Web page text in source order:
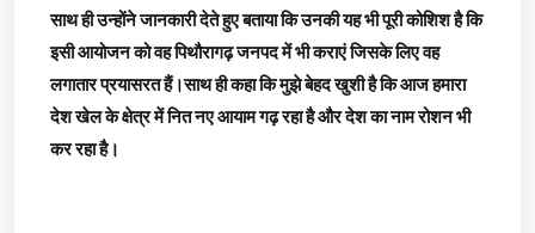
साथ ही उन्होंने जानकारी देते हुए बताया कि उनकी यह भी पूरी कोशिश है कि
इसी आयोजन को वह पिथौरागढ़ जनपद में भी कराएं जिसके लिए वह
लगातार प्रयासरत हैं।साथ ही कहा कि मुझे बेहद खुशी है कि आज हमारा
देश खेल के क्षेत्र में नित नए आयाम गढ़ रहा है और देश का नाम रोशन भी
कर रहा है।